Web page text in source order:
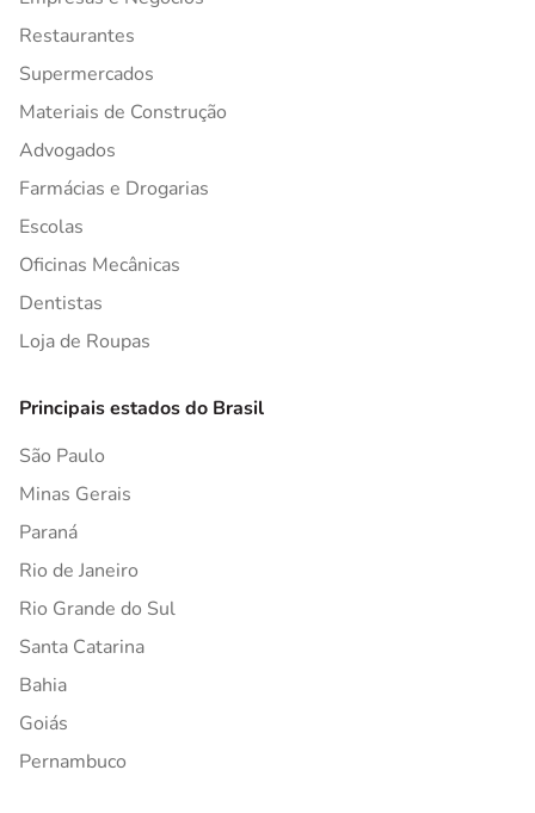
Restaurantes
Supermercados
Materiais de Construção
Advogados
Farmácias e Drogarias
Escolas
Oficinas Mecânicas
Dentistas
Loja de Roupas
Principais estados do Brasil
São Paulo
Minas Gerais
Paraná
Rio de Janeiro
Rio Grande do Sul
Santa Catarina
Bahia
Goiás
Pernambuco